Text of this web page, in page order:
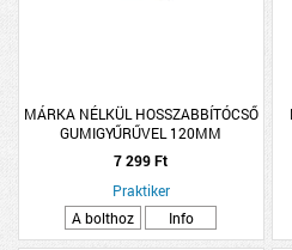
MÁRKA NÉLKÜL HOSSZABBÍTÓCSŐ
GUMIGYŰRŰVEL 120MM
7 299 Ft
Praktiker
A bolthoz
Info